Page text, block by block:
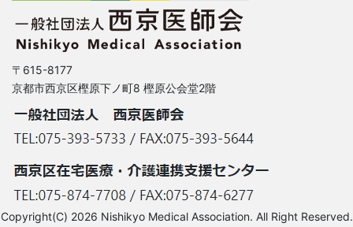
〒615-8177
京都市西京区樫原下ノ町8 樫原公会堂2階
Copyright(C) 2026 Nishikyo Medical Association. All Right Reserved.